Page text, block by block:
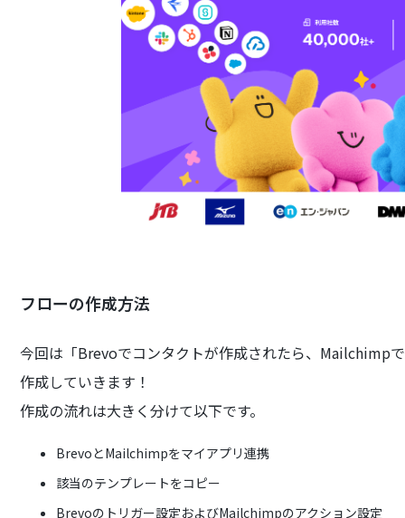
フローの作成方法
今回は「Brevoでコンタクトが作成されたら、Mailchimp
作成していきます！
作成の流れは大きく分けて以下です。
BrevoとMailchimpをマイアプリ連携
該当のテンプレートをコピー
Brevoのトリガー設定およびMailchimpのアクション設定